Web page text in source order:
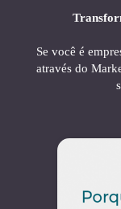
Se você é
através do